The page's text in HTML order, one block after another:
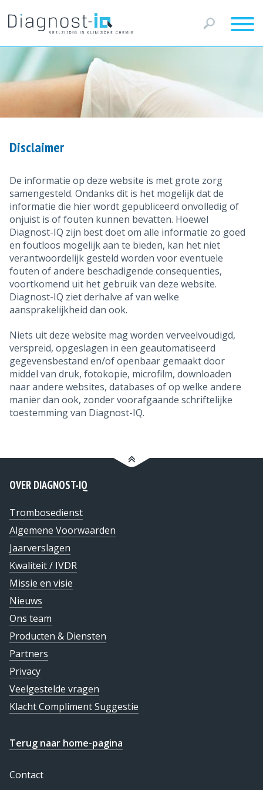
Disclaimer
De informatie op deze website is met grote zorg
samengesteld. Ondanks dit is het mogelijk dat de
informatie die hier wordt gepubliceerd onvolledig of
onjuist is of fouten kunnen bevatten. Hoewel
Diagnost-IQ zijn best doet om alle informatie zo goed
en foutloos mogelijk aan te bieden, kan het niet
verantwoordelijk gesteld worden voor eventuele
fouten of andere beschadigende consequenties,
voortkomend uit het gebruik van deze website.
Diagnost-IQ ziet derhalve af van welke
aansprakelijkheid dan ook.
Niets uit deze website mag worden verveelvoudigd,
verspreid, opgeslagen in een geautomatiseerd
gegevensbestand en/of openbaar gemaakt door
middel van druk, fotokopie, microfilm, downloaden
naar andere websites, databases of op welke andere
manier dan ook, zonder voorafgaande schriftelijke
toestemming van Diagnost-IQ.
OVER DIAGNOST-IQ
Trombosedienst
Algemene Voorwaarden
Jaarverslagen
Kwaliteit / IVDR
Missie en visie
Nieuws
Ons team
Producten & Diensten
Partners
Privacy
Veelgestelde vragen
Klacht Compliment Suggestie
Terug naar home-pagina
Contact